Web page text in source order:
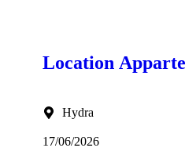
Location
Hydra
17/06/2026